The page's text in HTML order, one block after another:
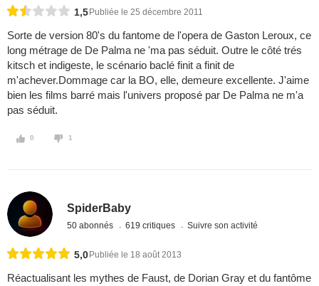
1,5 Publiée le 25 décembre 2011
Sorte de version 80's du fantome de l'opera de Gaston Leroux, ce
long métrage de De Palma ne 'ma pas séduit. Outre le côté trés
kitsch et indigeste, le scénario baclé finit a finit de
m'achever.Dommage car la BO, elle, demeure excellente. J'aime
bien les films barré mais l'univers proposé par De Palma ne m'a
pas séduit.
0 1
SpiderBaby
50 abonnés 619 critiques Suivre son activité
5,0 Publiée le 18 août 2013
Réactualisant les mythes de Faust, de Dorian Gray et du fantôme